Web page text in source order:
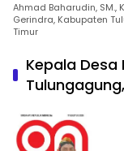
Ahmad Baharudin, SM.,
Gerindra, Kabupaten
Timur
Kepala Desa